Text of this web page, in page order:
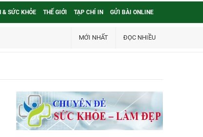
& SỨC KHỎE THẾ GIỚI TẠP CHÍ IN GỬI BÀI ONLINE
MỚI NHẤT ĐỌC NHIỀU